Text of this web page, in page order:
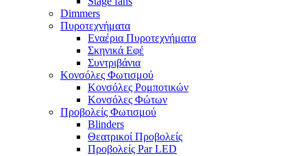
Dimmers
Πυροτεχνήματα
Εναέρια Πυροτεχνήματα
Σκηνικά Εφέ
Συντριβάνια
Κονσόλες Φωτισμού
Κονσόλες Ρομποτικών
Κονσόλες Φώτων
Προβολείς Φωτισμού
Blinders
Θεατρικοί Προβολείς
Προβολείς Par LED